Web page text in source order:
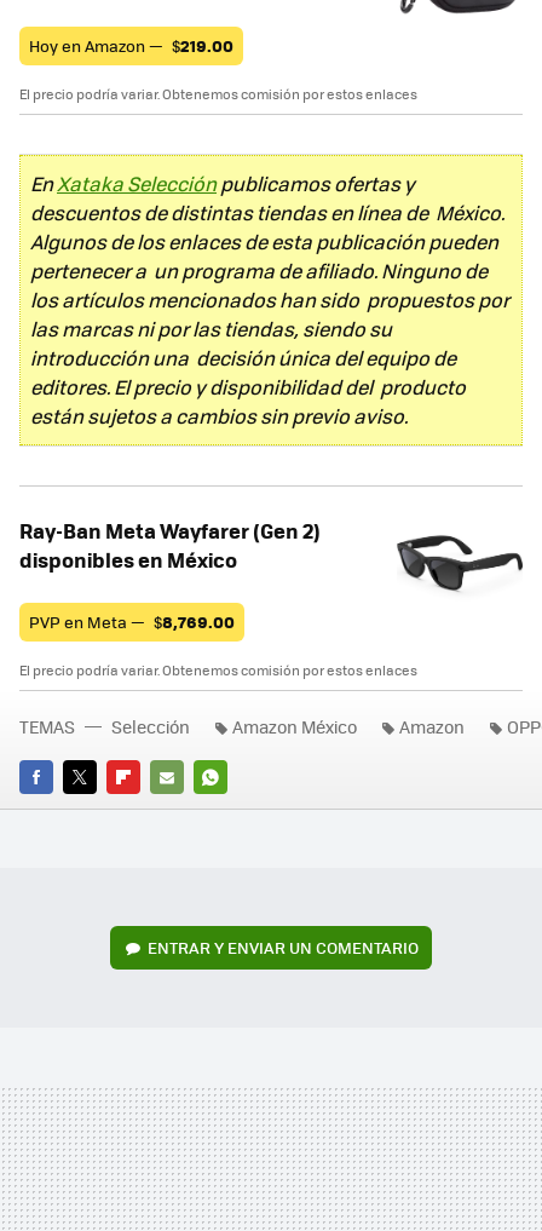
Hoy en Amazon — $219.00
El precio podría variar. Obtenemos comisión por estos enlaces
EnXataka Selecciónpublicamos ofertas y
descuentos de distintas tiendas en línea de México.
Algunos de los enlaces de esta publicación pueden
pertenecer a un programa de afiliado. Ninguno de
los artículos mencionados han sido propuestos por
las marcas ni por las tiendas, siendo su
introducción una decisión única del equipo de
editores. El precio y disponibilidad del producto
están sujetos a cambios sin previo aviso.
Ray-Ban Meta Wayfarer (Gen 2)
disponibles en México
PVP en Meta — $8,769.00
El precio podría variar. Obtenemos comisión por estos enlaces
FACEBOOK
TWITTERFLIPBOARD
E-
WHATSAPP
TEMAS Selección Amazon México Amazon
ENTRAR Y ENVIAR UN COMENTARIO